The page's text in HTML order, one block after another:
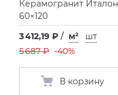
Керамогранит Италон
60×120
3 412,19 ₽ / м²
шт
5 687 ₽ -40%
В корзину